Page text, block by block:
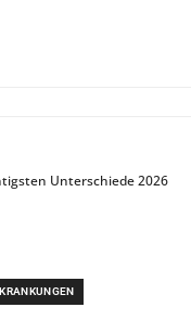
Unterschiede 2026